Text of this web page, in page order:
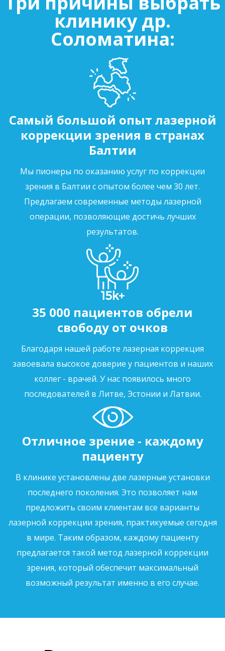
клинику др.
Соломатина:
Самый большой опыт лазерной
коррекции зрения в странах
Балтии
Мы пионеры по оказанию услуг по коррекции
зрения в Балтии с опытом более чем 30 лет.
Предлагаем современные методы лазерной
операции, позволяющие достичь лучших
результатов.
35 000 пациентов обрели
свободу от очков
Благодаря нашей работе лазерная коррекция
завоевала высокое доверие у пациентов и наших
коллег - врачей. У нас появилось много
последователей в Литве, Эстонии и Латвии.
Отличное зрение - каждому
пациенту
В клинике установлены две лазерные установки
последнего поколения. Это позволяет нам
предложить своим клиентам все варианты
лазерной коррекции зрения, практикуемые сегодня
в мире. Таким образом, каждому пациенту
предлагается такой метод лазерной коррекции
зрения, который обеспечит максимальный
возможный результат именно в его случае.